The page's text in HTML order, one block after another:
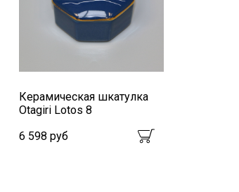
Керамическая шкатулка
Otagiri Lotos 8
6 598 руб